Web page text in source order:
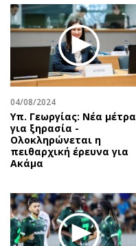
04/08/2024
Υπ. Γεωργίας: Νέα μέτρα
για ξηρασία -
Ολοκληρώνεται η
πειθαρχική έρευνα για
Ακάμα